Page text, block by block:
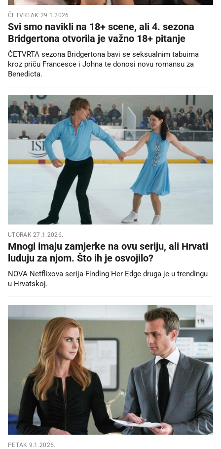
ČETVRTAK 29.1.2026.
Svi smo navikli na 18+ scene, ali 4. sezona
Bridgertona otvorila je važno 18+ pitanje
ČETVRTA sezona Bridgertona bavi se seksualnim tabuima
kroz priču Francesce i Johna te donosi novu romansu za
Benedicta.
UTORAK 27.1.2026.
Mnogi imaju zamjerke na ovu seriju, ali Hrvati
luduju za njom. Što ih je osvojilo?
NOVA Netflixova serija Finding Her Edge druga je u trendingu
u Hrvatskoj.
PETAK 9.1.2026.